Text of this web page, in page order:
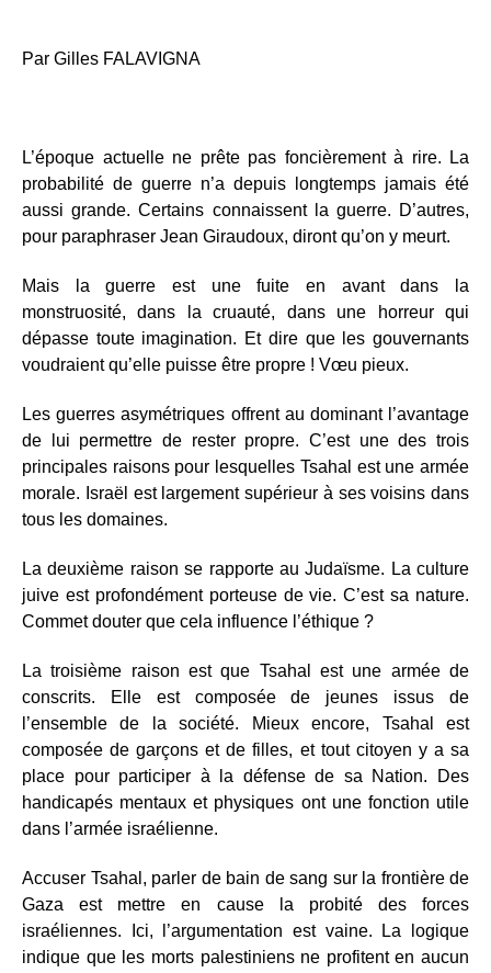
Par Gilles FALAVIGNA
L’époque actuelle ne prête pas foncièrement à rire. La
probabilité de guerre n’a depuis longtemps jamais été
aussi grande. Certains connaissent la guerre. D’autres,
pour paraphraser Jean Giraudoux, diront qu’on y meurt.
Mais la guerre est une fuite en avant dans la
monstruosité, dans la cruauté, dans une horreur qui
dépasse toute imagination. Et dire que les gouvernants
voudraient qu’elle puisse être propre ! Vœu pieux.
Les guerres asymétriques offrent au dominant l’avantage
de lui permettre de rester propre. C’est une des trois
principales raisons pour lesquelles Tsahal est une armée
morale. Israël est largement supérieur à ses voisins dans
tous les domaines.
La deuxième raison se rapporte au Judaïsme. La culture
juive est profondément porteuse de vie. C’est sa nature.
Commet douter que cela influence l’éthique ?
La troisième raison est que Tsahal est une armée de
conscrits. Elle est composée de jeunes issus de
l’ensemble de la société. Mieux encore, Tsahal est
composée de garçons et de filles, et tout citoyen y a sa
place pour participer à la défense de sa Nation. Des
handicapés mentaux et physiques ont une fonction utile
dans l’armée israélienne.
Accuser Tsahal, parler de bain de sang sur la frontière de
Gaza est mettre en cause la probité des forces
israéliennes. Ici, l’argumentation est vaine. La logique
indique que les morts palestiniens ne profitent en aucun